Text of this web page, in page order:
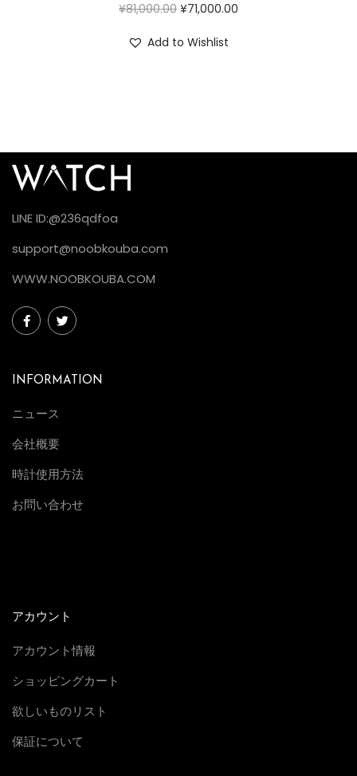
¥81,000.00 ¥71,000.00
Add to Wishlist
LINE ID:@236qdfoa
support@noobkouba.com
WWW.NOOBKOUBA.COM
INFORMATION
ニュース
会社概要
時計使用方法
お問い合わせ
アカウント
アカウント情報
ショッピングカート
欲しいものリスト
保証について